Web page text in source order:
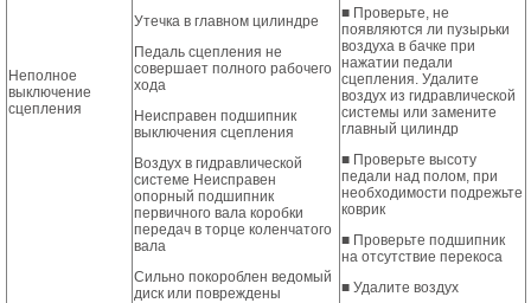
Неполное
выключение
сцепления
Утечка в главном цилиндре
Педаль сцепления не
совершает полного рабочего
хода
Неисправен подшипник
выключения сцепления
Воздух в гидравлической
системе Неисправен
опорный подшипник
первичного вала коробки
передач в торце коленчатого
вала
Сильно покороблен ведомый
диск или повреждены
■ Проверьте, не
появляются ли пузырьки
воздуха в бачке при
нажатии педали
сцепления. Удалите
воздух из гидравлической
системы или замените
главный цилиндр
■ Проверьте высоту
педали над полом, при
необходимости подрежьте
коврик
■ Проверьте подшипник
на отсутствие перекоса
■ Удалите воздух